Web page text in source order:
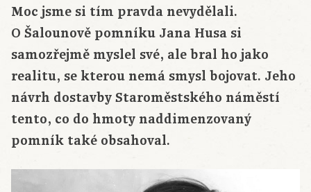
Moc jsme si tím pravda nevydělali.
O Šalounově pomníku Jana Husa si
samozřejmě myslel své, ale bral ho jako
realitu, se kterou nemá smysl bojovat. Jeho
návrh dostavby Staroměstského náměstí
tento, co do hmoty naddimenzovaný
pomník také obsahoval.